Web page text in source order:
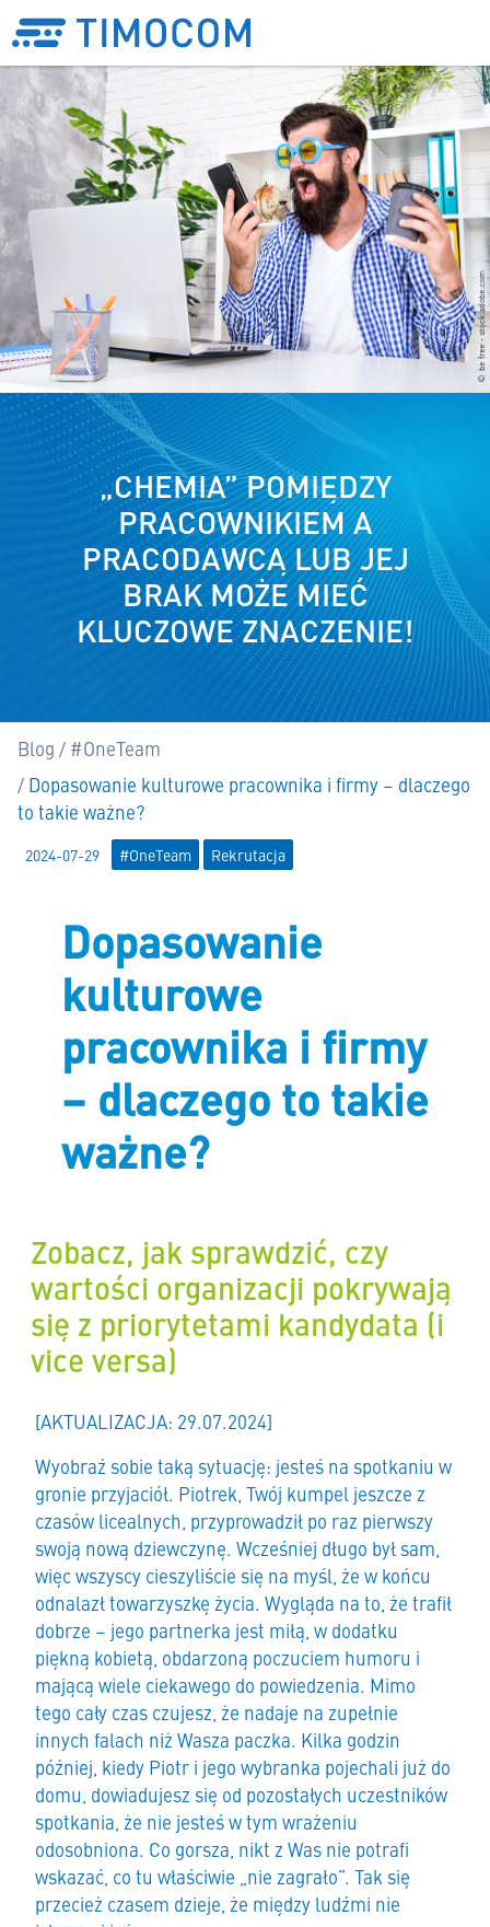
„CHEMIA” POMIĘDZY
PRACOWNIKIEM A
PRACODAWCĄ LUB JEJ
BRAK MOŻE MIEĆ
KLUCZOWE ZNACZENIE!
Blog
#OneTeam
Tutaj:
Dopasowanie kulturowe pracownika i firmy – dlaczego
to takie ważne?
2024-07-29 #OneTeam Rekrutacja
Dopasowanie
kulturowe
pracownika i firmy
– dlaczego to takie
ważne?
Zobacz, jak sprawdzić, czy
wartości organizacji pokrywają
się z priorytetami kandydata (i
vice versa)
[AKTUALIZACJA: 29.07.2024]
Wyobraź sobie taką sytuację: jesteś na spotkaniu w
gronie przyjaciół. Piotrek, Twój kumpel jeszcze z
czasów licealnych, przyprowadził po raz pierwszy
swoją nową dziewczynę. Wcześniej długo był sam,
więc wszyscy cieszyliście się na myśl, że w końcu
odnalazł towarzyszkę życia. Wygląda na to, że trafił
dobrze – jego partnerka jest miłą, w dodatku
piękną kobietą, obdarzoną poczuciem humoru i
mającą wiele ciekawego do powiedzenia. Mimo
tego cały czas czujesz, że nadaje na zupełnie
innych falach niż Wasza paczka. Kilka godzin
później, kiedy Piotr i jego wybranka pojechali już do
domu, dowiadujesz się od pozostałych uczestników
spotkania, że nie jesteś w tym wrażeniu
odosobniona. Co gorsza, nikt z Was nie potrafi
wskazać, co tu właściwie „nie zagrało”. Tak się
przecież czasem dzieje, że między ludźmi nie